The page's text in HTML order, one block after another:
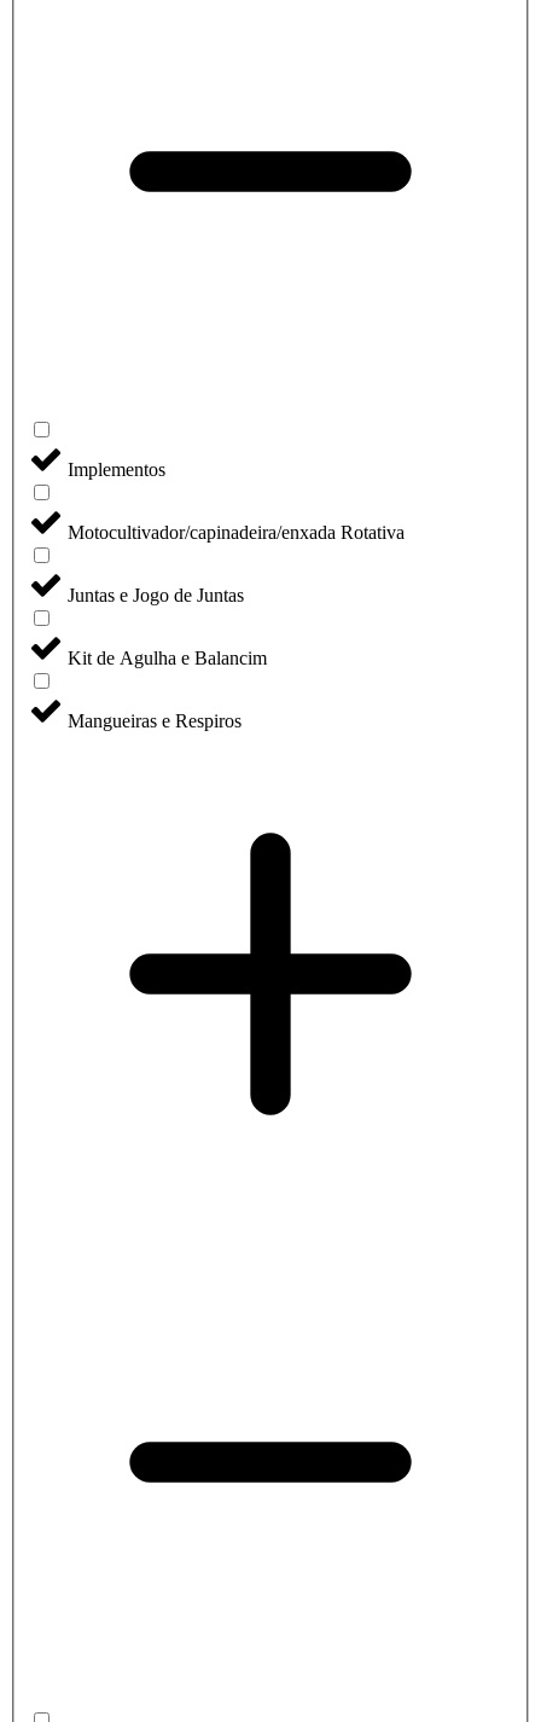
Implementos
Motocultivador/capinadeira/enxada Rotativa
Juntas e Jogo de Juntas
Kit de Agulha e Balancim
Mangueiras e Respiros